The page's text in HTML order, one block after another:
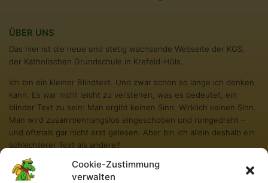
Cookie-Zustimmung
verwalten
ÜBER UNS
Das hier ist die neue und stetig wachsende Webseite der KGS,
der Katholischen Grundschule in Krefeld-Hüls.
Ich bin ein kleiner Blindtext. Und zwar schon so lange ich denken
kann. Es war nicht leicht zu verstehen, was es bedeutet, ein
blinder Text zu sein: Man ergibt keinen Sinn. Wirklich keinen Sinn.
Man wird zusammenhangslos eingeschoben und rumgedreht –
und oftmals gar nicht erst gelesen. Aber bin ich allein deshalb ein
schlechterer Text als andere?
Na gut, ich werde nie in den Bestsellerlisten stehen. Aber andere
Texte schaffen das auch nicht. Und darum stört es mich nicht